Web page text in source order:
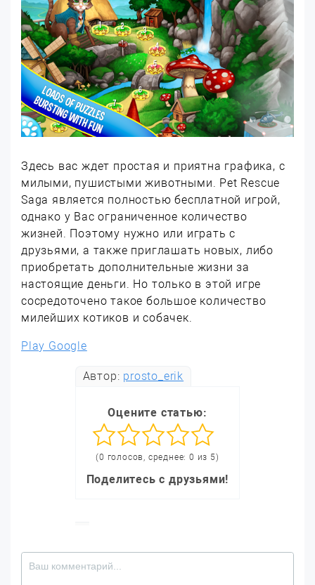
Здесь вас ждет простая и приятна графика, с
милыми, пушистыми животными. Pet Rescue
Saga является полностью бесплатной игрой,
однако у Вас ограниченное количество
жизней. Поэтому нужно или играть с
друзьями, а также приглашать новых, либо
приобретать дополнительные жизни за
настоящие деньги. Но только в этой игре
сосредоточено такое большое количество
милейших котиков и собачек.
Play Google
Автор: prosto_erik
Оцените статью:
(0 голосов, среднее: 0 из 5)
Поделитесь с друзьями!